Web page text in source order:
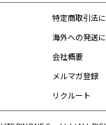
特定商取引法
海外への発送
会社概要
メルマガ登録
リクルート